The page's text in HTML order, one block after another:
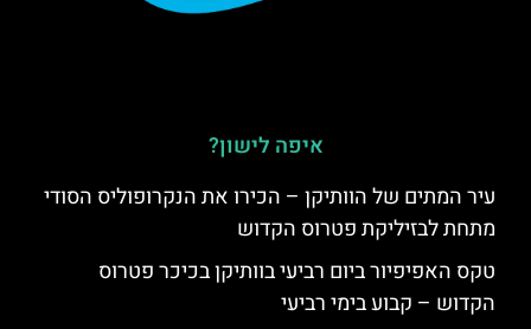
איפה לישון?
עיר המתים של הוותיקן – הכירו את הנקרופוליס הסודי
מתחת לבזיליקת פטרוס הקדוש
טקס האפיפיור ביום רביעי בוותיקן בכיכר פטרוס
הקדוש – קבוע בימי רביעי